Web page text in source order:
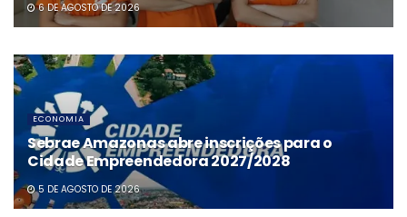
6 DE AGOSTO DE 2026
ECONOMIA
Sebrae Amazonas abre inscrições para o
Cidade Empreendedora 2027/2028
5 DE AGOSTO DE 2026